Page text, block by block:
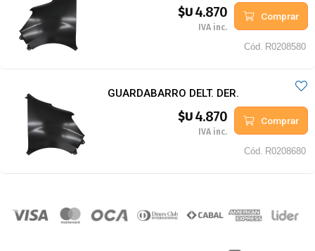
$U4.870
IVA inc.
Comprar
Cód. R0208580
GUARDABARRO DELT. DER.
$U4.870
IVA inc.
Comprar
Cód. R0208680